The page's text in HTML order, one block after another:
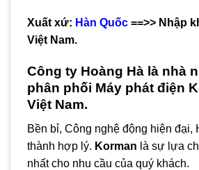
Xuất xứ: Hàn Quốc ==>> Nhập
Việt Nam.
Công ty Hoàng Hà là nhà
phân phối Máy phát điện
Việt Nam.
Bền bỉ, Công nghệ động hiện đại,
thành hợp lý. Korman là sự lựa
nhất cho nhu cầu của quý khách.